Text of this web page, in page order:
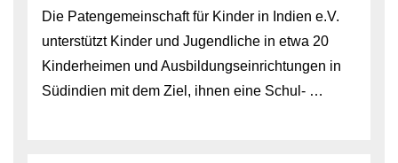
Die Patengemeinschaft für Kinder in Indien e.V.
unterstützt Kinder und Jugendliche in etwa 20
Kinderheimen und Ausbildungseinrichtungen in
Südindien mit dem Ziel, ihnen eine Schul- …